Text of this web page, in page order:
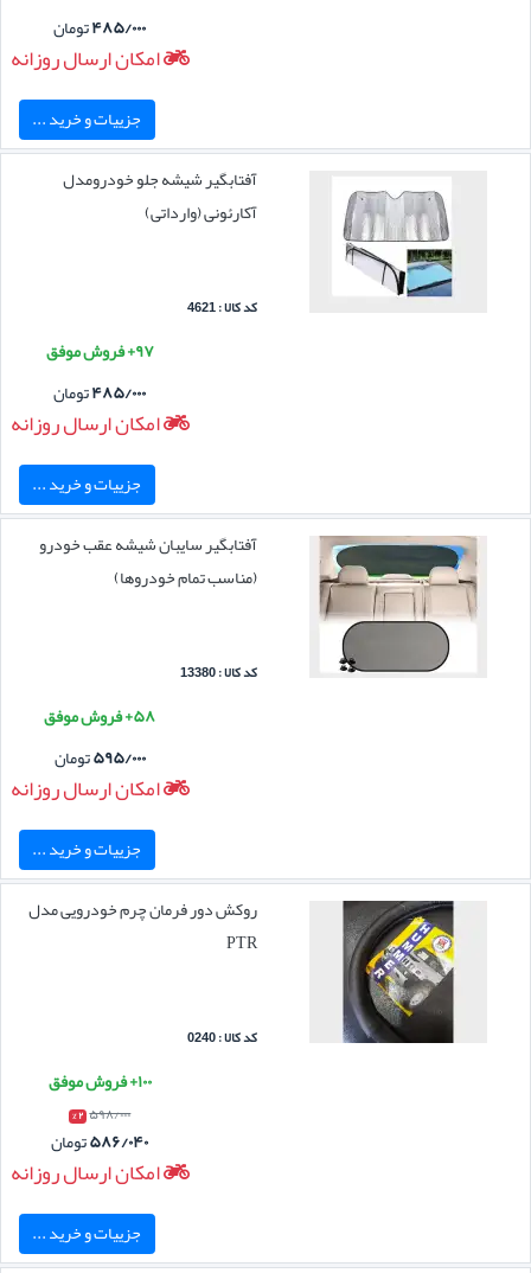
۴۸۵/۰۰۰تومان
امکان ارسال روزانه
جزییات و خرید ...
آفتابگیر شیشه جلو خودرومدل
آکارئونی (وارداتی)
کد کالا : 4621
۹۷+ فروش موفق
۴۸۵/۰۰۰تومان
امکان ارسال روزانه
جزییات و خرید ...
آفتابگیر سایبان شیشه عقب خودرو
(مناسب تمام خودروها)
کد کالا : 13380
۵۸+ فروش موفق
۵۹۵/۰۰۰تومان
امکان ارسال روزانه
جزییات و خرید ...
روکش دور فرمان چرم خودرویی مدل
PTR
کد کالا : 0240
۱۰۰+ فروش موفق
۵۹۸/۰۰۰ ۲ %
۵۸۶/۰۴۰تومان
امکان ارسال روزانه
جزییات و خرید ...